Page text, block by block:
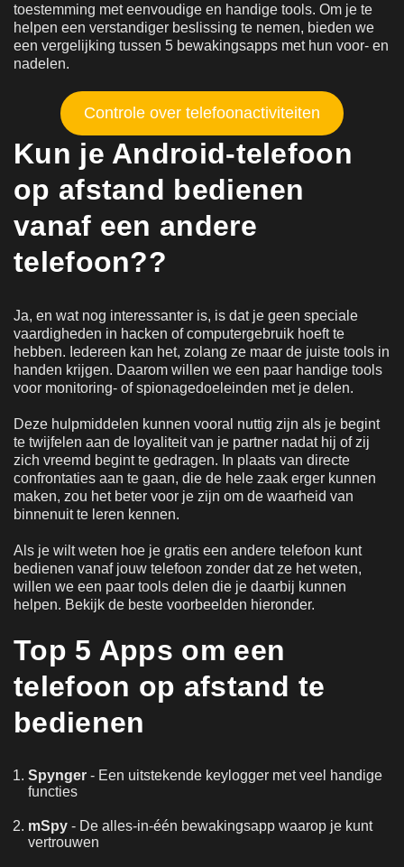
toestemming met eenvoudige en handige tools. Om je te
helpen een verstandiger beslissing te nemen, bieden we
een vergelijking tussen 5 bewakingsapps met hun voor- en
nadelen.
Controle over telefoonactiviteiten
Kun je Android-telefoon
op afstand bedienen
vanaf een andere
telefoon??
Ja, en wat nog interessanter is, is dat je geen speciale
vaardigheden in hacken of computergebruik hoeft te
hebben. Iedereen kan het, zolang ze maar de juiste tools in
handen krijgen. Daarom willen we een paar handige tools
voor monitoring- of spionagedoeleinden met je delen.
Deze hulpmiddelen kunnen vooral nuttig zijn als je begint
te twijfelen aan de loyaliteit van je partner nadat hij of zij
zich vreemd begint te gedragen. In plaats van directe
confrontaties aan te gaan, die de hele zaak erger kunnen
maken, zou het beter voor je zijn om de waarheid van
binnenuit te leren kennen.
Als je wilt weten hoe je gratis een andere telefoon kunt
bedienen vanaf jouw telefoon zonder dat ze het weten,
willen we een paar tools delen die je daarbij kunnen
helpen. Bekijk de beste voorbeelden hieronder.
Top 5 Apps om een
telefoon op afstand te
bedienen
Spynger - Een uitstekende keylogger met veel handige
functies
mSpy - De alles-in-één bewakingsapp waarop je kunt
vertrouwen